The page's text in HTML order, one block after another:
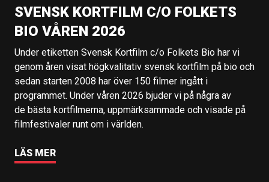
SVENSK KORTFILM C/O FOLKETS
BIO VÅREN 2026
Under etiketten Svensk Kortfilm c/o Folkets Bio har vi
genom åren visat högkvalitativ svensk kortfilm på bio och
sedan starten 2008 har över 150 filmer ingått i
programmet. Under våren 2026 bjuder vi på några av
de bästa kortfilmerna, uppmärksammade och visade på
filmfestivaler runt om i världen.
LÄS MER